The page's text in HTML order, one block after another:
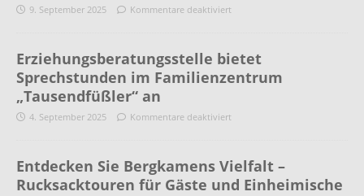
9. September 2025 Kommentare deaktiviert
Erziehungsberatungsstelle bietet
Sprechstunden im Familienzentrum
„Tausendfüßler“ an
4. September 2025 Kommentare deaktiviert
Entdecken Sie Bergkamens Vielfalt –
Rucksacktouren für Gäste und Einheimische